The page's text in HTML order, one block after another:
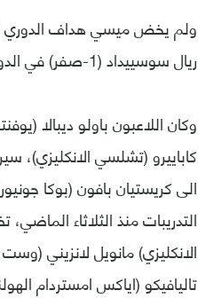
ريال سوسييداد (1-صفر) في الدوري.
وكان اللاعبون باولو ديبالا
كاباييرو (تشلسي الانكليزي)،
الى كريستيان بافون (بوكا
التدريبات منذ الثلاثاء
الانكليزي) مانويل لانزيني
تاليافيكو (اياكس امستردام